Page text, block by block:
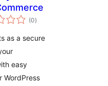
(0общий
рейтинг
)
as a secure
easy
WordPress